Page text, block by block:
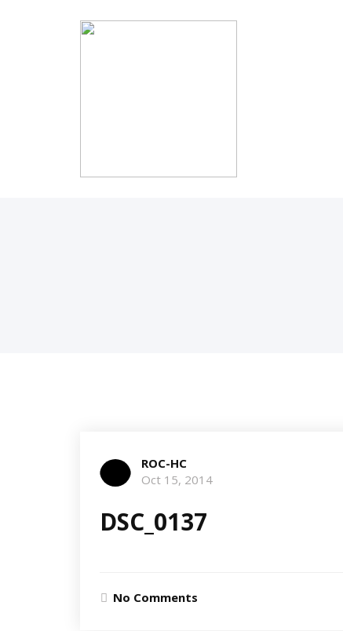
ROC-HC
Oct 15, 2014
DSC_0137
No Comments